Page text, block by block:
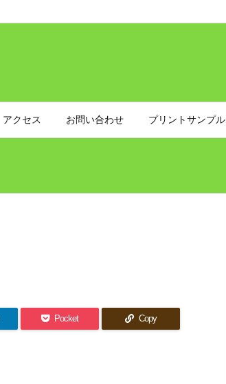
アクセス お問い合わせ プリントサンプル
Pocket Copy